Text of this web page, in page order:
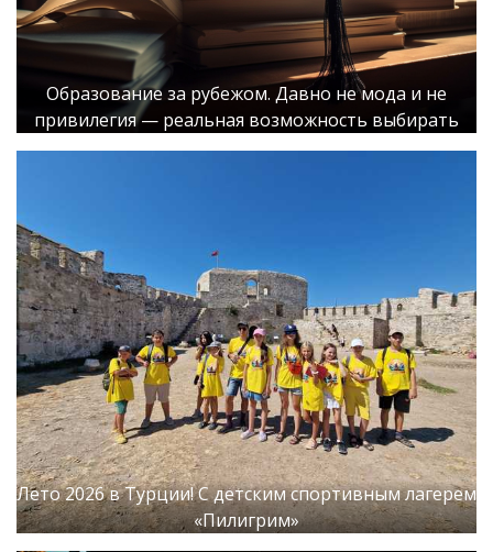
Образование за рубежом. Давно не мода и не
привилегия — реальная возможность выбирать
Лето 2026 в Турции! С детским спортивным лагерем
«Пилигрим»